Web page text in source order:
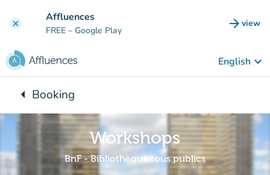
clear Affluences
FREE – Google Play arrow_forward view
(new
English keyboard_arrow_down
arrow_leftBack to:
Booking
Workshops
BnF - Bibliothèque tous publics